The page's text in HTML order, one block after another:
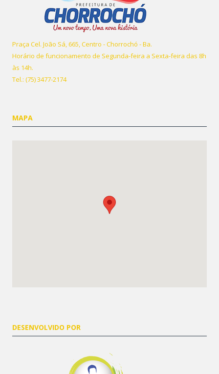
Praça Cel. João Sá, 665, Centro - Chorrochó - Ba.
Horário de funcionamento de Segunda-feira a Sexta-feira das 8h
às 14h.
Tel.: (75) 3477-2174
MAPA
DESENVOLVIDO POR